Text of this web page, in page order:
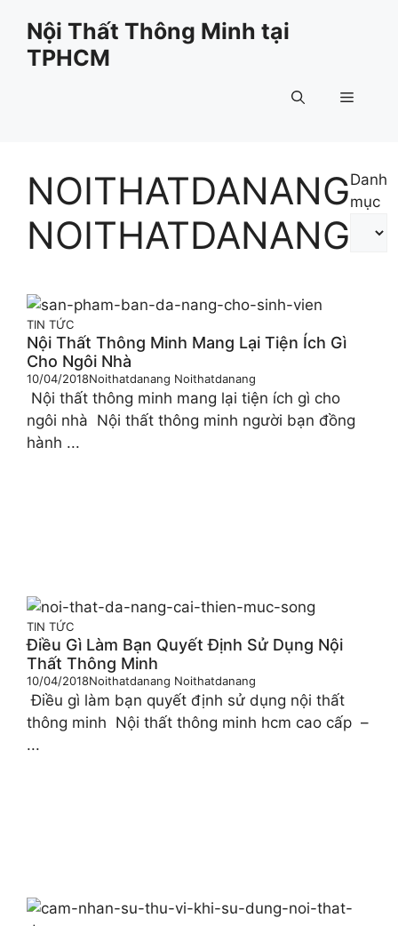
Nội Thất Thông Minh tại
TPHCM
Menu
NOITHATDANANG
NOITHATDANANG
Danh
mục
TIN TỨC
Nội Thất Thông Minh Mang Lại Tiện Ích Gì
Cho Ngôi Nhà
10/04/2018Noithatdanang Noithatdanang
Nội thất thông minh mang lại tiện ích gì cho
ngôi nhà Nội thất thông minh người bạn đồng
hành ...
TIN TỨC
Điều Gì Làm Bạn Quyết Định Sử Dụng Nội
Thất Thông Minh
10/04/2018Noithatdanang Noithatdanang
Điều gì làm bạn quyết định sử dụng nội thất
thông minh Nội thất thông minh hcm cao cấp –
...